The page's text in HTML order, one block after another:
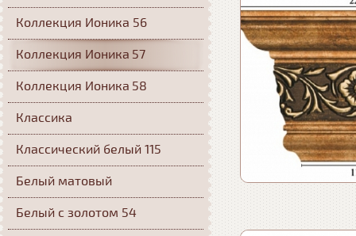
Коллекция Ионика 56
Коллекция Ионика 57
Коллекция Ионика 58
Классика
Классический белый 115
Белый матовый
Белый с золотом 54